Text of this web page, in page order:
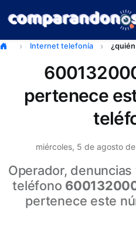
Internet telefonía
pertenece
miércoles, 5 de agosto
Operador,
teléfono
pertenece este